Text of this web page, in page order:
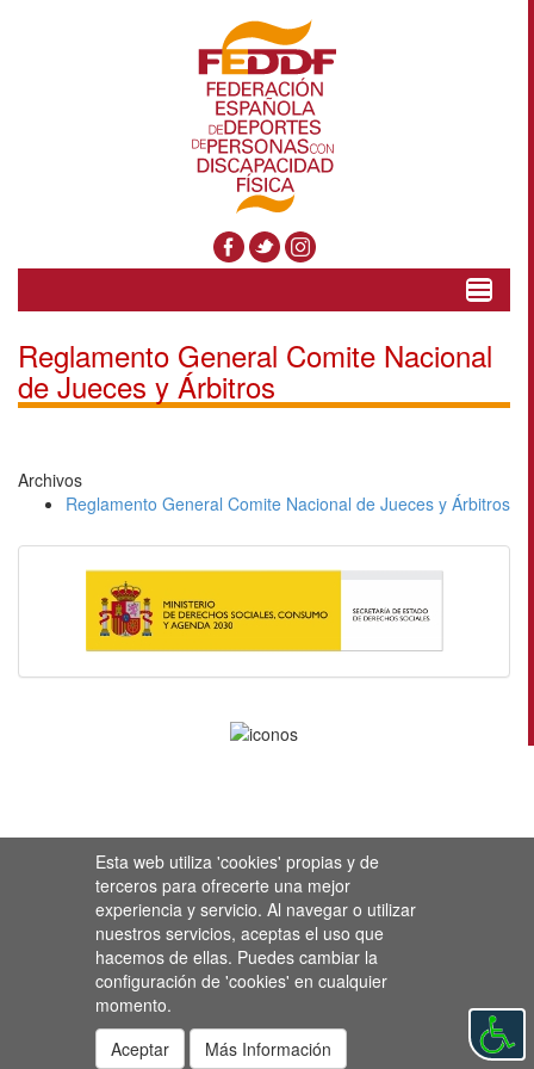
Esta web utiliza 'cookies' propias y de
terceros para ofrecerte una mejor
experiencia y servicio. Al navegar o utilizar
nuestros servicios, aceptas el uso que
hacemos de ellas. Puedes cambiar la
configuración de 'cookies' en cualquier
momento.
Aceptar
Más Información
Toggle
Reglamento General Comite Nacional
de Jueces y Árbitros
Archivos
Reglamento General Comite Nacional de Jueces y Árbitros